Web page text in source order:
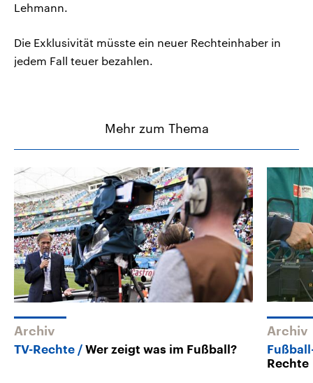
Lehmann.
Die Exklusivität müsste ein neuer Rechteinhaber in
jedem Fall teuer bezahlen.
Mehr zum Thema
Archiv
TV-Rechte Wer zeigt was im Fußball?
Archiv
Rechte